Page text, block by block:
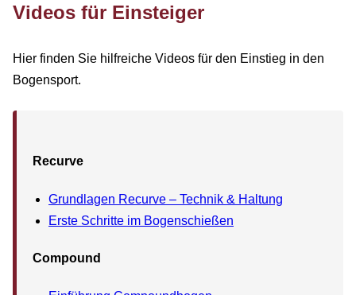
Videos für Einsteiger
Hier finden Sie hilfreiche Videos für den Einstieg in den
Bogensport.
Recurve
Grundlagen Recurve – Technik & Haltung
Erste Schritte im Bogenschießen
Compound